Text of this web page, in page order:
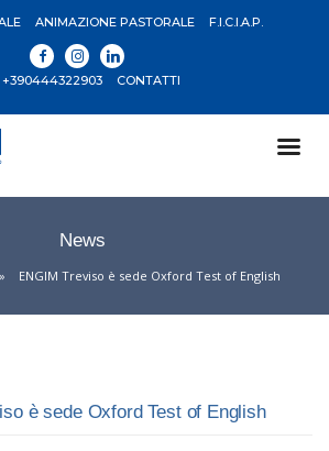
ANIMAZIONE PASTORALE F.I.C.I.A.P.
+390444322903 CONTATTI
News
ENGIM Treviso è sede Oxford Test of English
è sede Oxford Test of English